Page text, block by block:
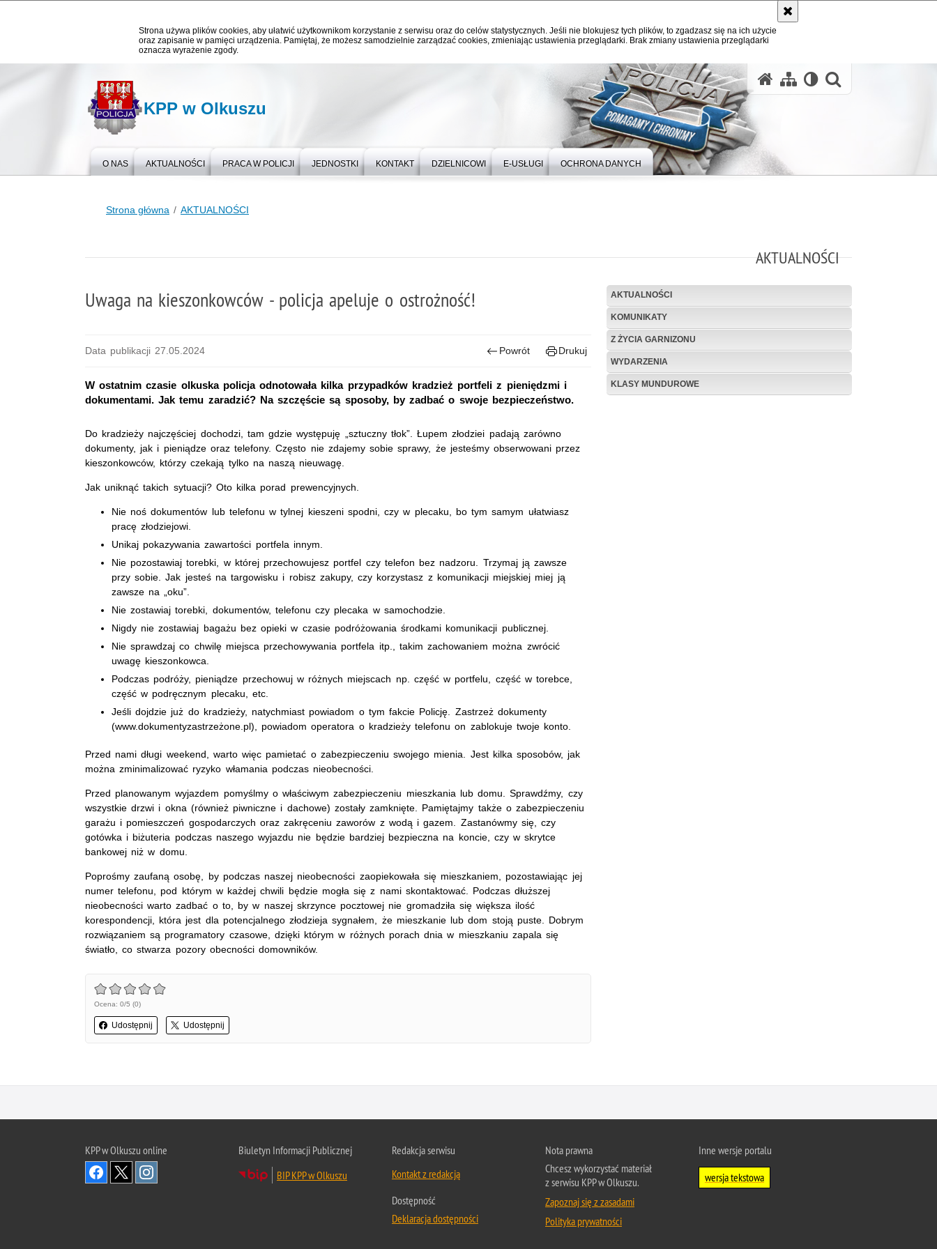
Strona używa plików cookies, aby ułatwić użytkownikom korzystanie z serwisu oraz do celów statystycznych. Jeśli nie blokujesz tych plików, to zgadzasz się na ich użycie
oraz zapisanie w pamięci urządzenia. Pamiętaj, że możesz samodzielnie zarządzać cookies, zmieniając ustawienia przeglądarki. Brak zmiany ustawienia przeglądarki
oznacza wyrażenie zgody.
KPP w Olkuszu
O NAS AKTUALNOŚCI PRACA W POLICJI JEDNOSTKI KONTAKT DZIELNICOWI E-USŁUGI OCHRONA DANYCH
Strona główna AKTUALNOŚCI
AKTUALNOŚCI
Uwaga na kieszonkowców - policja apeluje o ostrożność!
Data publikacji 27.05.2024 Powrót Drukuj
W ostatnim czasie olkuska policja odnotowała kilka przypadków kradzież portfeli z pieniędzmi i
dokumentami. Jak temu zaradzić? Na szczęście są sposoby, by zadbać o swoje bezpieczeństwo.
Do kradzieży najczęściej dochodzi, tam gdzie występuję „sztuczny tłok”. Łupem złodziei padają zarówno
dokumenty, jak i pieniądze oraz telefony. Często nie zdajemy sobie sprawy, że jesteśmy obserwowani przez
kieszonkowców, którzy czekają tylko na naszą nieuwagę.
Jak uniknąć takich sytuacji? Oto kilka porad prewencyjnych.
Nie noś dokumentów lub telefonu w tylnej kieszeni spodni, czy w plecaku, bo tym samym ułatwiasz
pracę złodziejowi.
Unikaj pokazywania zawartości portfela innym.
Nie pozostawiaj torebki, w której przechowujesz portfel czy telefon bez nadzoru. Trzymaj ją zawsze
przy sobie. Jak jesteś na targowisku i robisz zakupy, czy korzystasz z komunikacji miejskiej miej ją
zawsze na „oku”.
Nie zostawiaj torebki, dokumentów, telefonu czy plecaka w samochodzie.
Nigdy nie zostawiaj bagażu bez opieki w czasie podróżowania środkami komunikacji publicznej.
Nie sprawdzaj co chwilę miejsca przechowywania portfela itp., takim zachowaniem można zwrócić
uwagę kieszonkowca.
Podczas podróży, pieniądze przechowuj w różnych miejscach np. część w portfelu, część w torebce,
część w podręcznym plecaku, etc.
Jeśli dojdzie już do kradzieży, natychmiast powiadom o tym fakcie Policję. Zastrzeż dokumenty
(www.dokumentyzastrzeżone.pl), powiadom operatora o kradzieży telefonu on zablokuje twoje konto.
Przed nami długi weekend, warto więc pamietać o zabezpieczeniu swojego mienia. Jest kilka sposobów, jak
można zminimalizować ryzyko włamania podczas nieobecności.
Przed planowanym wyjazdem pomyślmy o właściwym zabezpieczeniu mieszkania lub domu. Sprawdźmy, czy
wszystkie drzwi i okna (również piwniczne i dachowe) zostały zamknięte. Pamiętajmy także o zabezpieczeniu
garażu i pomieszczeń gospodarczych oraz zakręceniu zaworów z wodą i gazem. Zastanówmy się, czy
gotówka i biżuteria podczas naszego wyjazdu nie będzie bardziej bezpieczna na koncie, czy w skrytce
bankowej niż w domu.
Poprośmy zaufaną osobę, by podczas naszej nieobecności zaopiekowała się mieszkaniem, pozostawiając jej
numer telefonu, pod którym w każdej chwili będzie mogła się z nami skontaktować. Podczas dłuższej
nieobecności warto zadbać o to, by w naszej skrzynce pocztowej nie gromadziła się większa ilość
korespondencji, która jest dla potencjalnego złodzieja sygnałem, że mieszkanie lub dom stoją puste. Dobrym
rozwiązaniem są programatory czasowe, dzięki którym w różnych porach dnia w mieszkaniu zapala się
światło, co stwarza pozory obecności domowników.
Ocena: 0/5 (0)
Udostępnij Udostępnij
AKTUALNOŚCI
KOMUNIKATY
Z ŻYCIA GARNIZONU
WYDARZENIA
KLASY MUNDUROWE
KPP w Olkuszu online
Biuletyn Informacji Publicznej
BIP KPP w Olkuszu
Redakcja serwisu
Kontakt z redakcją
Dostępność
Deklaracja dostępności
Nota prawna
Chcesz wykorzystać materiał
z serwisu KPP w Olkuszu.
Zapoznaj się z zasadami
Polityka prywatności
Inne wersje portalu
wersja tekstowa